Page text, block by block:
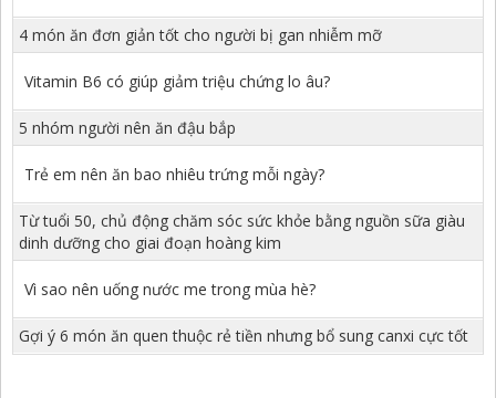
4 món ăn đơn giản tốt cho người bị gan nhiễm mỡ
Vitamin B6 có giúp giảm triệu chứng lo âu?
5 nhóm người nên ăn đậu bắp
Trẻ em nên ăn bao nhiêu trứng mỗi ngày?
Từ tuổi 50, chủ động chăm sóc sức khỏe bằng nguồn sữa giàu
dinh dưỡng cho giai đoạn hoàng kim
Vì sao nên uống nước me trong mùa hè?
Gợi ý 6 món ăn quen thuộc rẻ tiền nhưng bổ sung canxi cực tốt